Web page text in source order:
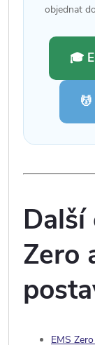
objednat
🎓
Další
Zero
EMS